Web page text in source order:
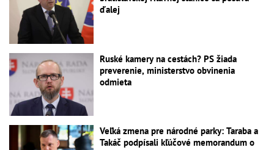
ďalej
Ruské kamery na cestách? PS žiada
preverenie, ministerstvo obvinenia
odmieta
Veľká zmena pre národné parky: Taraba a
Takáč podpísali kľúčové memorandum o